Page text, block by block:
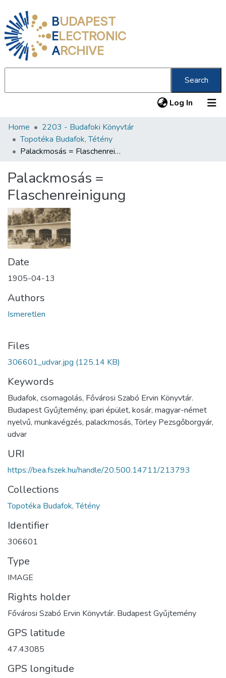
BUDAPEST
ELECTRONIC
ARCHIVE
Search
Log In (current)
Communities & Collections
All of DSpace
About us
Home
2203 - Budafoki Könyvtár
Topotéka Budafok, Tétény
Palackmosás = Flaschenreinigung
Palackmosás =
Flaschenreinigung
Date
1905-04-13
Authors
Ismeretlen
Files
306601_udvar.jpg (125.14 KB)
Keywords
Budafok, csomagolás, Fővárosi Szabó Ervin Könyvtár.
Budapest Gyűjtemény, ipari épület, kosár, magyar-német
nyelvű, munkavégzés, palackmosás, Törley Pezsgőborgyár,
udvar
URI
https://bea.fszek.hu/handle/20.500.14711/213793
Collections
Topotéka Budafok, Tétény
Identifier
306601
Type
IMAGE
Rights holder
Fővárosi Szabó Ervin Könyvtár. Budapest Gyűjtemény
GPS latitude
47.43085
GPS longitude